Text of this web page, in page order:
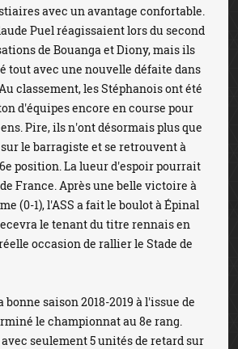
avec un avantage confortable.
Puel réagissaient lors du second
de Bouanga et Diony, mais ils
tout avec une nouvelle défaite dans
classement, les Stéphanois ont été
d'équipes encore en course pour
Pire, ils n'ont désormais plus que
le barragiste et se retrouvent à
position. La lueur d'espoir pourrait
France. Après une belle victoire à
(0-1), l'ASS a fait le boulot à Épinal
le tenant du titre rennais en
occasion de rallier le Stade de
saison 2018-2019 à l'issue de
le championnat au 8e rang.
seulement 5 unités de retard sur